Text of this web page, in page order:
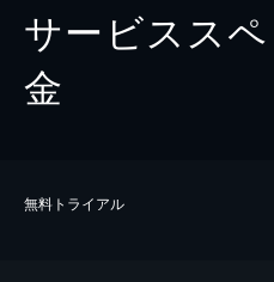
サービスス
金
無料トライアル